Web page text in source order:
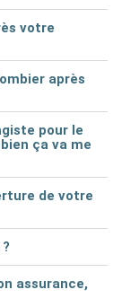
votre
après
pour le
ça va me
de votre
assurance,